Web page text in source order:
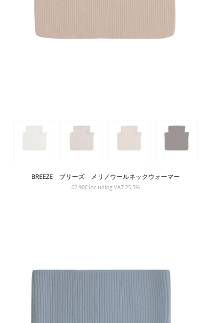
BREEZE ブリーズ メリノウールネックウォーマー
62,90€ Including VAT 25,5%